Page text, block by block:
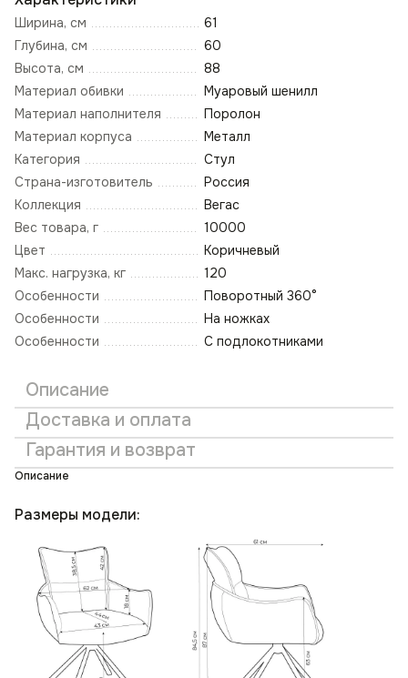
Ширина, см
61
Глубина, см
60
Высота, см
88
Материал обивки
Муаровый шенилл
Материал наполнителя
Поролон
Материал корпуса
Металл
Категория
Стул
Страна-изготовитель
Россия
Коллекция
Вегас
Вес товара, г
10000
Цвет
Коричневый
Макс. нагрузка, кг
120
Особенности
Поворотный 360°
Особенности
На ножках
Особенности
С подлокотниками
Описание
Доставка и оплата
Гарантия и возврат
Описание
Размеры модели: